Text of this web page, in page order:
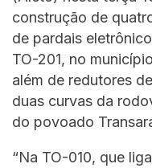
construção de
de pardais
TO-201, no
além de redutores
duas curvas da
do povoado
“Na TO-010, que